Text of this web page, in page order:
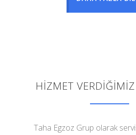
HİZMET
Taha Egzoz Grup olarak